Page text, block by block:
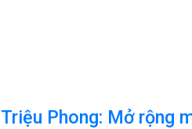
Triệu Phong: Mở rộng